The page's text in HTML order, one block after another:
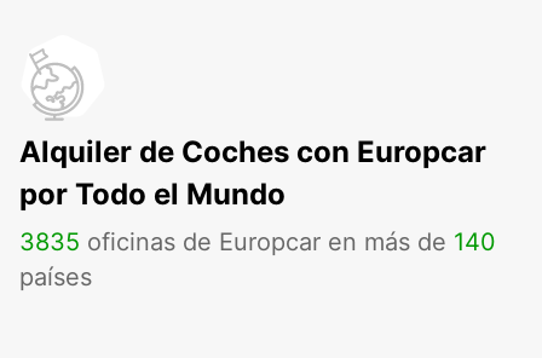
Alquiler de Coches con Europcar
por Todo el Mundo
3835 oficinas de Europcar en más de 140
países